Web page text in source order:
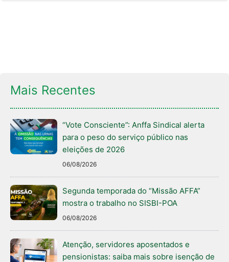
Mais Recentes
“Vote Consciente”: Anffa Sindical alerta
para o peso do serviço público nas
eleições de 2026
06/08/2026
Segunda temporada do “Missão AFFA”
mostra o trabalho no SISBI-POA
06/08/2026
Atenção, servidores aposentados e
pensionistas: saiba mais sobre isenção de